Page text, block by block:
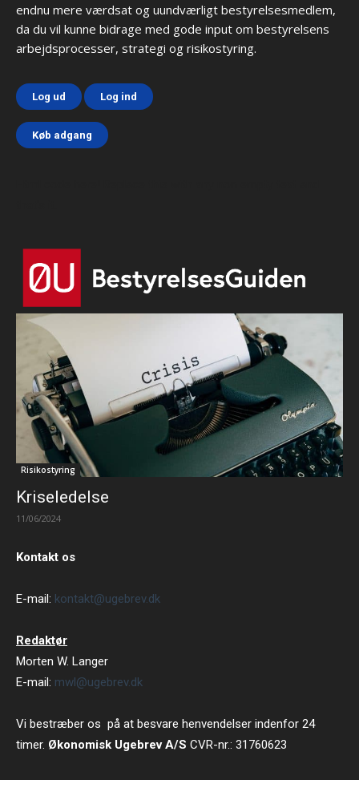
endnu mere værdsat og uundværligt bestyrelsesmedlem,
da du vil kunne bidrage med gode input om bestyrelsens
arbejdsprocesser, strategi og risikostyring.
Log ud Log ind
Køb adgang
Risikostyring
Kriseledelse
11/06/2024
Kontakt os
E-mail: kontakt@ugebrev.dk
Redaktør
Morten W. Langer
E-mail: mwl@ugebrev.dk
Vi bestræber os på at besvare henvendelser indenfor 24
timer. Økonomisk Ugebrev A/S CVR-nr.: 31760623